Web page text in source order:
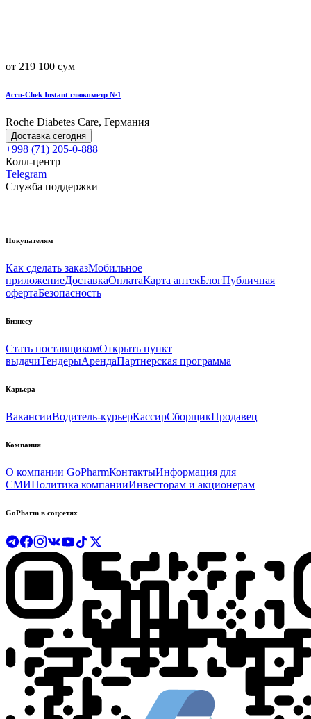
от 219 100 сум
Accu-Chek Instant глюкометр №1
Roche Diabetes Care, Германия
Доставка сегодня
+998 (71) 205-0-888
Колл-центр
Telegram
Служба поддержки
Покупателям
Как сделать заказМобильное
приложениеДоставкаОплатаКарта аптекБлогПубличная
офертаБезопасность
Бизнесу
Стать поставщикомОткрыть пункт
выдачиТендерыАрендаПартнерская программа
Карьера
ВакансииВодитель-курьерКассирСборщикПродавец
Компания
О компании GoPharmКонтактыИнформация для
СМИПолитика компанииИнвесторам и акционерам
GoPharm в соцсетях